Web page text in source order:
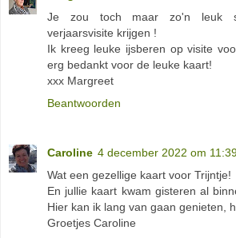
Je zou toch maar zo'n leuk
verjaarsvisite krijgen !
Ik kreeg leuke ijsberen op visite
erg bedankt voor de leuke kaart!
xxx Margreet
Beantwoorden
Caroline 4 december 2022 om
Wat een gezellige kaart voor Trijntje!
En jullie kaart kwam gisteren al
Hier kan ik lang van gaan genieten,
Groetjes Caroline